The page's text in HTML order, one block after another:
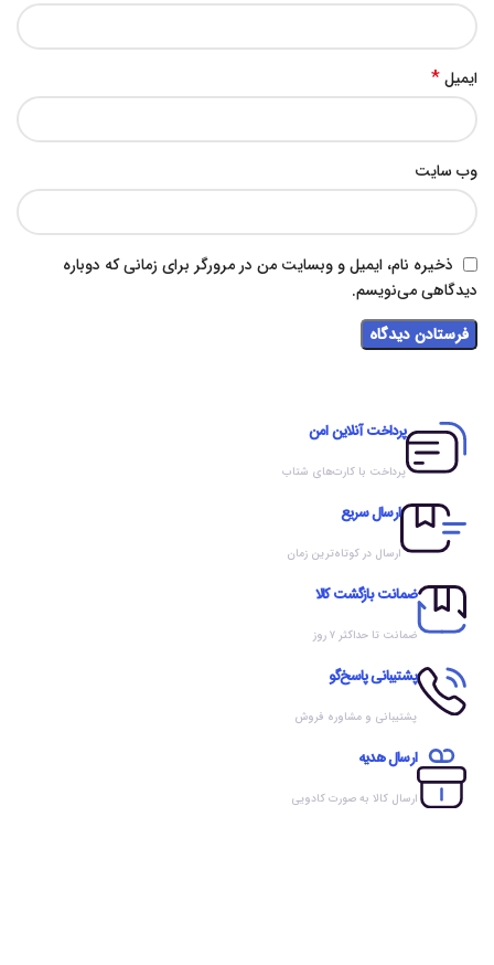
ایمیل*
وب‌ سایت
ذخیره نام، ایمیل و وبسایت من در مرورگر برای زمانی که دوباره
دیدگاهی می‌نویسم.
پرداخت آنلاین امن
پرداخت با کارت‌های شتاب
ارسال سریع
ارسال در کوتاه‌ترین زمان
ضمانت بازگشت کالا
ضمانت تا حداکثر ۷ روز
پشتیبانی پاسخ‌گو
پشتیبانی و مشاوره فروش
ارسال هدیه
ارسال کالا به صورت کادویی